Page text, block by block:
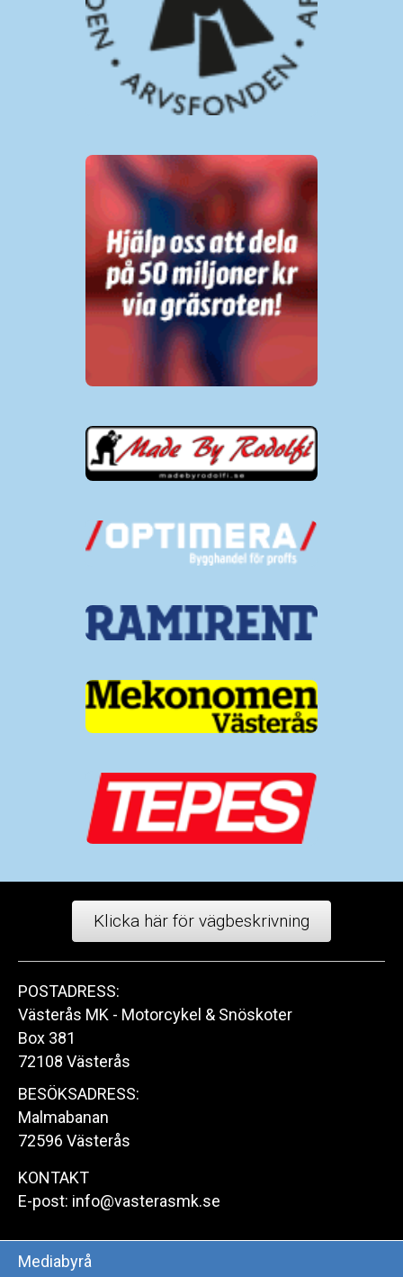
Klicka här för vägbeskrivning
POSTADRESS:
Västerås MK - Motorcykel & Snöskoter
Box 381
72108 Västerås
BESÖKSADRESS:
Malmabanan
72596 Västerås
KONTAKT
E-post: info@vasterasmk.se
Mediabyrå